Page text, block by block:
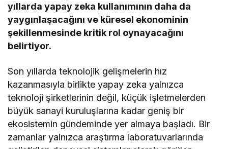
yıllarda yapay zeka kullanımının daha da
yaygınlaşacağını ve küresel ekonominin
şekillenmesinde kritik rol oynayacağını
belirtiyor.
Son yıllarda teknolojik gelişmelerin hız
kazanmasıyla birlikte yapay zeka yalnızca
teknoloji şirketlerinin değil, küçük işletmelerden
büyük sanayi kuruluşlarına kadar geniş bir
ekosistemin gündeminde yer almaya başladı. Bir
zamanlar yalnızca araştırma laboratuvarlarında